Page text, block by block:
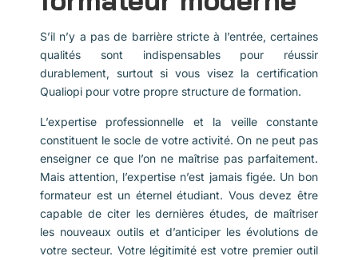
S’il n’y a pas de barrière stricte à l’entrée, certaines
qualités sont indispensables pour réussir
durablement, surtout si vous visez la certification
Qualiopi pour votre propre structure de formation.
L’expertise professionnelle et la veille constante
constituent le socle de votre activité. On ne peut pas
enseigner ce que l’on ne maîtrise pas parfaitement.
Mais attention, l’expertise n’est jamais figée. Un bon
formateur est un éternel étudiant. Vous devez être
capable de citer les dernières études, de maîtriser
les nouveaux outils et d’anticiper les évolutions de
votre secteur. Votre légitimité est votre premier outil